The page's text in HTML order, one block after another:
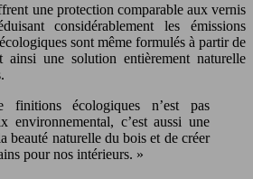
une protection comparable aux vernis
considérablement les émissions
sont même formulés à partir de
ainsi une solution entièrement naturelle
finitions écologiques n’est pas
environnemental, c’est aussi une
beauté naturelle du bois et de créer
pour nos intérieurs. »